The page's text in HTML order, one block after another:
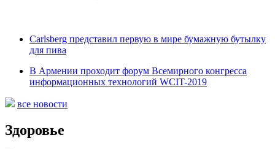
Carlsberg представил первую в мире бумажную бутылку
для пива
В Армении проходит форум Всемирного конгресса
информационных технологий WCIT-2019
все новости
Здоровье